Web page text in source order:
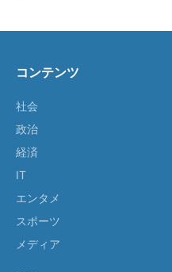
コンテンツ
社会
政治
経済
IT
エンタメ
スポーツ
メディア